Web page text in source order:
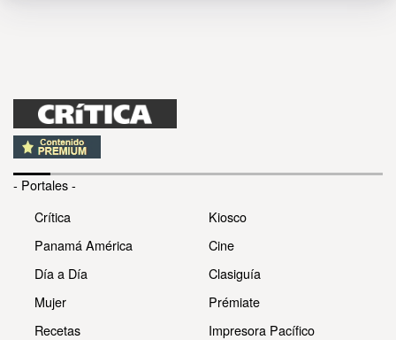
- Portales -
Crítica
Panamá América
Día a Día
Mujer
Recetas
Kiosco
Cine
Clasiguía
Prémiate
Impresora Pacífico